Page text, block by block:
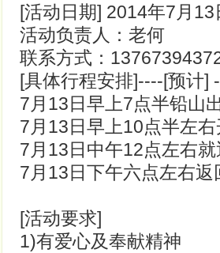
[活动日期] 2014年7月13
活动负责人：老何
联系方式：
[具体行程安排]----[预计
7月13日早上7点半铅山
7月13日早上10点半左
7月13日中午12点左右
7月13日下午六点左右返
[活动要求]
1)有爱心及奉献精神